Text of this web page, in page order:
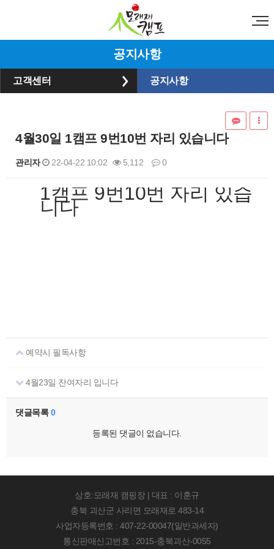
공지사항
고객센터 공지사항
4월30일 1캠프 9번10번 자리 있습니다
관리자 22-04-22 10:02 5,112 0
1캠프 9번10번 자리 있습
니다
예약시 필독사항
4월23일 잔여자리 입니다
댓글목록0
등록된 댓글이 없습니다.
상호:모래재 캠핑장 | 대표 : 이훈규
충북 괴산군 사리면 모래재로 483-14
사업자등록번호 : 407-22-00047(일반과세자)
통신판매신고번호 : 2015-충북괴산-0055